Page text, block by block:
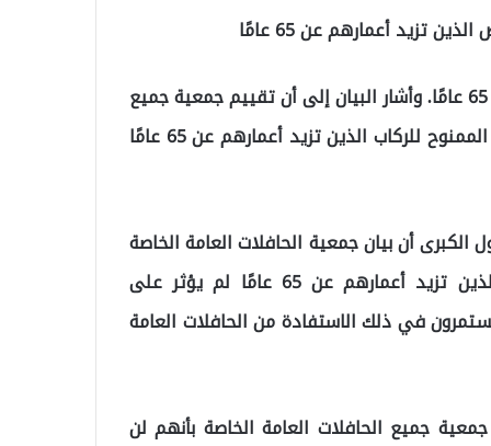
تزيد أعمارهم عن 65 عامًا
جاء بيان مهم من بلدية إسطنول بخصوص النقل فوق سن 65 عامًا. وأشار البيان إلى أن تقييم جمعية جميع
الحافلات العامة الخاصة بأنها لن تنفذ حق النقل المجاني الممنوح للركاب الذين تزيد أعمارهم عن 65 عامًا
أن بيان جمعية الحافلات العامة الخاصة
بأنهم لن ينفذوا حق النقل المجاني الممنوح للركاب الذين تزيد أعمارهم عن 65 عامًا لم يؤثر على
الذين تزيد أعمارهم عن 65 عامًا سيستمرون في ذلك الاستفادة من الحافلات العامة
جميع الحافلات العامة الخاصة بأنهم لن